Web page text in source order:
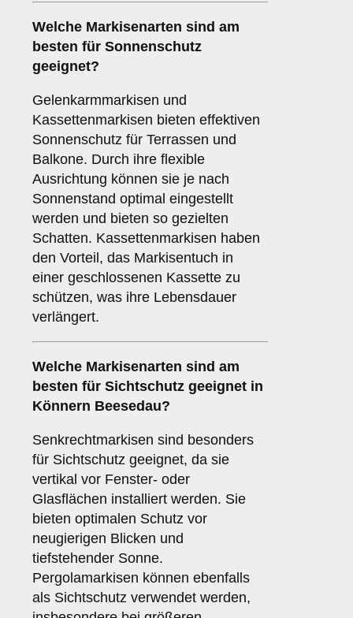
Welche Markisenarten sind am
besten für Sonnenschutz
geeignet?
Gelenkarmmarkisen und
Kassettenmarkisen bieten effektiven
Sonnenschutz für Terrassen und
Balkone. Durch ihre flexible
Ausrichtung können sie je nach
Sonnenstand optimal eingestellt
werden und bieten so gezielten
Schatten. Kassettenmarkisen haben
den Vorteil, das Markisentuch in
einer geschlossenen Kassette zu
schützen, was ihre Lebensdauer
verlängert.
Welche Markisenarten sind am
besten für Sichtschutz geeignet in
Könnern Beesedau?
Senkrechtmarkisen sind besonders
für Sichtschutz geeignet, da sie
vertikal vor Fenster- oder
Glasflächen installiert werden. Sie
bieten optimalen Schutz vor
neugierigen Blicken und
tiefstehender Sonne.
Pergolamarkisen können ebenfalls
als Sichtschutz verwendet werden,